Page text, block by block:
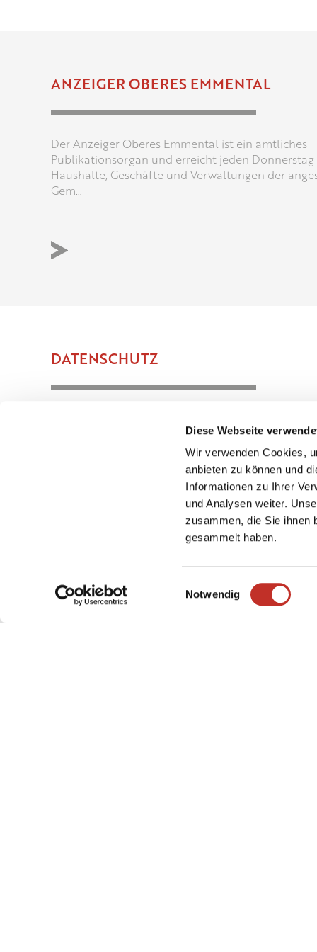
Diese Webseite
Wir verwenden Cookies,
anbieten zu können und
Informationen zu Ihrer
und Analysen weiter.
zusammen, die Sie ihnen
gesammelt haben.
Einwilligungsauswahl
Notwendig
ANZEIGER OBERES EMMENTAL
Der Anzeiger Oberes Emmental ist ein amtliches
Publikationsorgan und erreicht jeden
Haushalte, Geschäfte und Verwaltungen der
Gem…
DATENSCHUTZ
gemäss Bundesdatenschutzgesetz und
über die Art, den Umfang und den Zweck der
×
Zum Produktfinder